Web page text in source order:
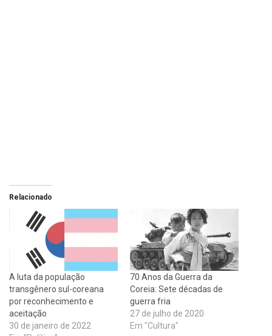
Relacionado
A luta da população
transgênero sul-coreana
por reconhecimento e
aceitação
30 de janeiro de 2022
70 Anos da Guerra da
Coreia: Sete décadas de
guerra fria
27 de julho de 2020
Em "Cultura"